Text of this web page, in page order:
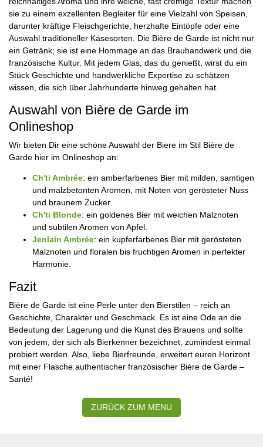
sie zu einem exzellenten Begleiter für eine Vielzahl von Speisen,
darunter kräftige Fleischgerichte, herzhafte Eintöpfe oder eine
Auswahl traditioneller Käsesorten. Die Bière de Garde ist nicht nur
ein Getränk; sie ist eine Hommage an das Brauhandwerk und die
französische Kultur. Mit jedem Glas, das du genießt, wirst du ein
Stück Geschichte und handwerkliche Expertise zu schätzen
wissen, die sich über Jahrhunderte hinweg gehalten hat.
Auswahl von Bière de Garde im
Onlineshop
Wir bieten Dir eine schöne Auswahl der Biere im Stil Bière de
Garde hier im Onlineshop an:
Ch'ti Ambrée: ein amberfarbenes Bier mit milden, samtigen
und malzbetonten Aromen, mit Noten von gerösteter Nuss
und braunem Zucker.
Ch'ti Blonde: ein goldenes Bier mit weichen Malznoten
und subtilen Aromen von Apfel.
Jenlain Ambrée: ein kupferfarbenes Bier mit gerösteten
Malznoten und floralen bis fruchtigen Aromen in perfekter
Harmonie.
Fazit
Bière de Garde ist eine Perle unter den Bierstilen – reich an
Geschichte, Charakter und Geschmack. Es ist eine Ode an die
Bedeutung der Lagerung und die Kunst des Brauens und sollte
von jedem, der sich als Bierkenner bezeichnet, zumindest einmal
probiert werden. Also, liebe Bierfreunde, erweitert euren Horizont
mit einer Flasche authentischer französischer Bière de Garde –
Santé!
ZURÜCK ZUM MENU